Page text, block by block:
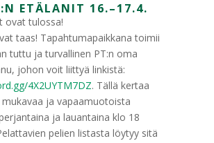
ETÄLANIT 16.–17.4.
ovat tulossa!
taas! Tapahtumapaikkana toimii
tuttu ja turvallinen PT:n oma
johon voit liittyä linkistä:
4X2UYTM7DZ. Tällä kertaa
ja vapaamuotoista
ja lauantaina klo 18
pelien listasta löytyy sitä